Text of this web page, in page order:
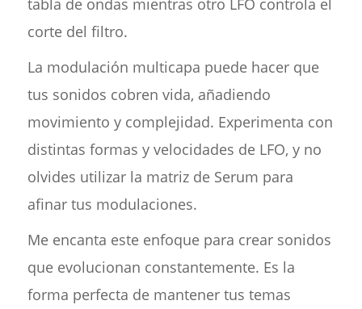
tabla de ondas mientras otro LFO controla el
corte del filtro.
La modulación multicapa puede hacer que
tus sonidos cobren vida, añadiendo
movimiento y complejidad. Experimenta con
distintas formas y velocidades de LFO, y no
olvides utilizar la matriz de Serum para
afinar tus modulaciones.
Me encanta este enfoque para crear sonidos
que evolucionan constantemente. Es la
forma perfecta de mantener tus temas